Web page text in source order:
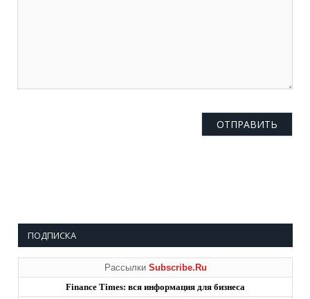
ПОДПИСКА
Рассылки Subscribe.Ru
Finance Times: вся информация для бизнеса